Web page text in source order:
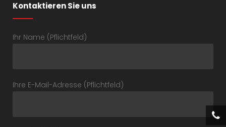
Kontaktieren Sie uns
Ihr Name (Pflichtfeld)
Ihre E-Mail-Adresse (Pflichtfeld)